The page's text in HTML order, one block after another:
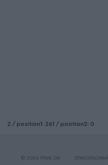
2 / position1: 261 / position2: 0
© 2026 PINK.GR ΕΠΙΚΟΙΝΩΝΙΑ